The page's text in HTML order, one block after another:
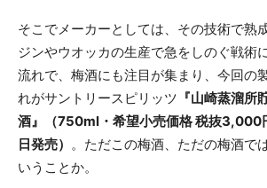
そこでメーカーとしては、その技術で熟
ジンやウオッカの生産で急をしのぐ戦術
流れで、梅酒にも注目が集まり、今回の
れがサントリースピリッツ 『山崎蒸溜所
酒』（750ml・希望小売価格 税抜3,000
日発売） 。ただこの梅酒、ただの梅酒で
いうことか。